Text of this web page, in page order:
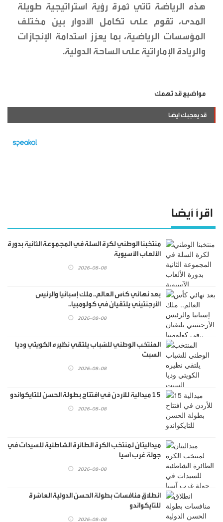
هذه الرياضة تأتي ثمرة رؤية استراتيجية طويلة
المدى، تقوم على تكامل الأدوار بين مختلف
المؤسسات الرياضية، بما يعزز استدامة الإنجازات
والريادة الإماراتية على الساحة الدولية.
مواضيع قد تهمك
قد يعجبك ايضا
اقرأ أيضا
منتخبنا الوطني لكرة السلة في المجموعة الثانية بدورة
الألعاب الآسيوية
2026-08-08
بعد نهائي كأس العالم.. ملك إسبانيا والرئيس
الأرجنتيني يلتقيان في كولومبيا..
2026-08-08
المنتخب الوطني للشباب يلتقي نظيره الكويتي وديا
السبت
2026-08-08
15 ميدالية للأردن في افتتاح بطولة الحسن للتايكواندو
2026-08-08
ميداليتان لمنتخب الكرة الطائرة الشاطئية للسيدات في
جولة غرب آسيا
2026-08-08
انطلاق منافسات بطولة الحسن الدولية العاشرة
للتايكواندو
2026-08-08